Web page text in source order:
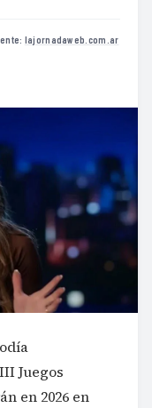
lajornadaweb.com.ar
Juegos
en 2026 en